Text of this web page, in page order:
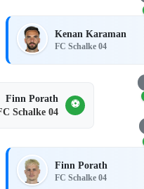
Kenan Karaman
FC Schalke 04
Finn Porath
Schalke 04
⚽
Finn Porath
FC Schalke 04